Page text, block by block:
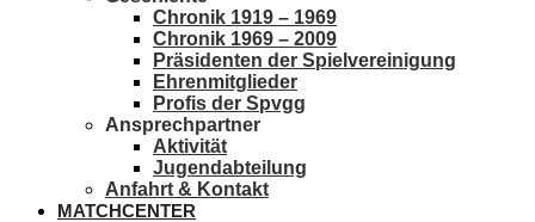
Chronik 1919 – 1969
Chronik 1969 – 2009
Präsidenten der Spielvereinigung
Ehrenmitglieder
Profis der Spvgg
Ansprechpartner
Aktivität
Jugendabteilung
Anfahrt & Kontakt
MATCHCENTER